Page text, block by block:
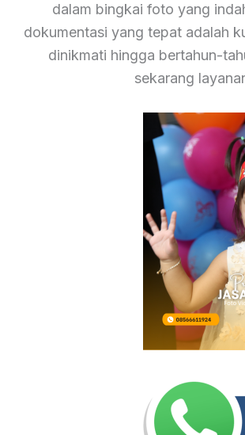
dalam bingkai foto yang
dokumentasi yang tepat adalah
dinikmati hingga bertahun-
sekarang